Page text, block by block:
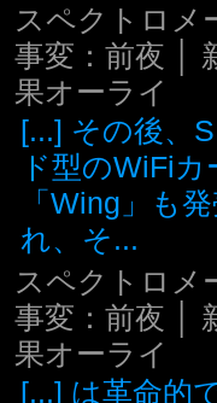
スペクトロメ
事変：前夜 │
果オーライ
[...] その後、
ド型のWiFiカ
「Wing」も
れ、そ...
スペクトロメ
事変：前夜 │
果オーライ
[...] は革命的